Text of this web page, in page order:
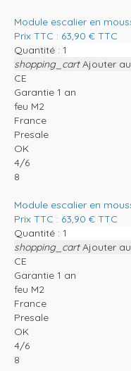
Module escalier en
Prix TTC : 63,90 € TTC
Quantité :
shopping_cart Ajouter
CE
Garantie 1 an
feu M2
France
Presale
OK
4/6
8
Module escalier en
Prix TTC : 63,90 € TTC
Quantité :
shopping_cart Ajouter
CE
Garantie 1 an
feu M2
France
Presale
OK
4/6
8